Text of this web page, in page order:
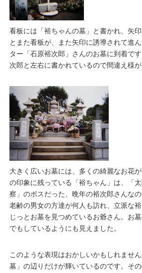
看板には「裕ちゃんの墓」と書かれ、矢
とまた看板が、また矢印に誘導されて進
ター「石原裕次郎」さんのお墓に到着で
次郎と左右に書かれているので間違え様が
大きく広いお墓には、多くの綺麗なお花
の印象に残っている「裕ちゃん」は、「
察」のボスだった、晩年の裕次郎さんなの
老齢の男女の方達が何人も訪れ、立派な裕
じっとお墓を見つめているお爺さん。お
でもしているようにも見えました。
このような表現はおかしいかもしれませ
墓」の辺りだけが輝いているのです。そ